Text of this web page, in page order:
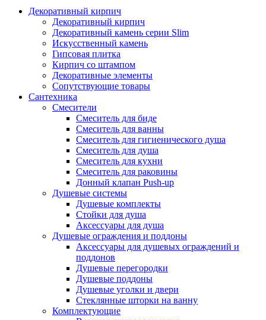
Декоративный кирпич
Декоративный кирпич
Декоративный камень серии Slim
Искусственный камень
Гипсовая плитка
Кирпич со штампом
Декоративные элементы
Сопутствующие товары
Сантехника
Смесители
Смеситель для биде
Смеситель для ванны
Смеситель для гигиенического душа
Смеситель для душа
Смеситель для кухни
Смеситель для раковины
Донный клапан Push-up
Душевые системы
Душевые комплекты
Стойки для душа
Аксессуары для душа
Душевые ограждения и поддоны
Аксессуары для душевых ограждений и
поддонов
Душевые перегородки
Душевые поддоны
Душевые уголки и двери
Стеклянные шторки на ванну
Комплектующие